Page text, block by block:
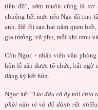
tiền đồ”, sớm muộn cũng là
chuộng hết mực nên Nga đã trao
anh. Để rồi sau hai năm quen
gia trưởng, vũ phu, mỗi khi rượu
Còn Ngọc - nhân viên văn
hôn lễ sắp được tổ chức, bất
đăng ký kết hôn.
Ngọc kể: “Lúc đầu cô ấy nói chia
phải năn nỉ và dỗ dành rất